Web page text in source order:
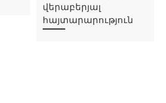
վերաբերյալ
հայտարարություն